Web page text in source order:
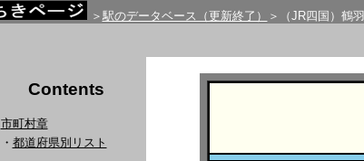
＞ 駅のデータベース（更新終了）
＞（JR四国）鶴羽
Contents
市町村章
・ 都道府県別リスト